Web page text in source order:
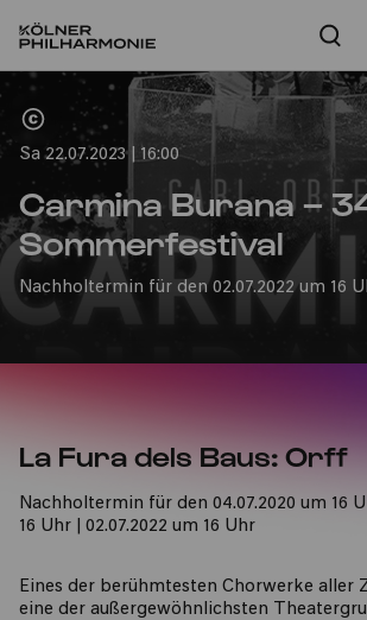
Home
Sa 22.07.2023 | 16:00
Carmina Burana –
Sommerfestival
Nachholtermin für den 02.07.2022 um 16
La Fura dels Baus: Orff
Nachholtermin für den 04.07.2020 um 16
16 Uhr | 02.07.2022 um 16 Uhr
Eines der berühmtesten Chorwerke aller
eine der außergewöhnlichsten